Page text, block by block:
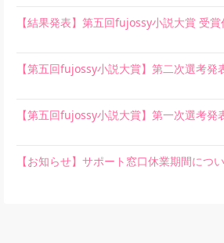
【結果発表】第五回fujossy小説大賞 受賞
【第五回fujossy小説大賞】第二次選考発
【第五回fujossy小説大賞】第一次選考発
【お知らせ】サポート窓口休業期間につ